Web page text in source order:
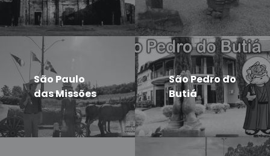
São Paulo
das Missões
São Pedro do
Butiá